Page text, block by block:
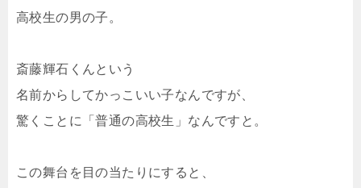
高校生の男の子。
斎藤輝石くんという
名前からしてかっこいい子なんですが、
驚くことに「普通の高校生」なんですと。
この舞台を目の当たりにすると、